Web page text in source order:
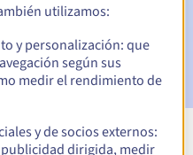
Periodpara notificar la
utilizamos:
y personalización: que
según sus
medir el rendimiento de
y de socios externos:
dirigida, medir